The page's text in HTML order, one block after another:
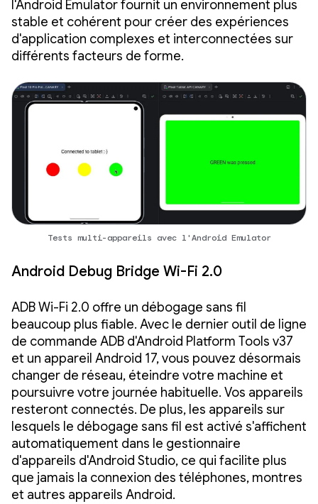
l'Android Emulator fournit un environnement plus
stable et cohérent pour créer des expériences
d'application complexes et interconnectées sur
différents facteurs de forme.
Tests multi-appareils avec l'Android Emulator
Android Debug Bridge Wi-Fi 2.0
ADB Wi-Fi 2.0 offre un débogage sans fil
beaucoup plus fiable. Avec le dernier outil de ligne
de commande ADB d'Android Platform Tools v37
et un appareil Android 17, vous pouvez désormais
changer de réseau, éteindre votre machine et
poursuivre votre journée habituelle. Vos appareils
resteront connectés. De plus, les appareils sur
lesquels le débogage sans fil est activé s'affichent
automatiquement dans le gestionnaire
d'appareils d'Android Studio, ce qui facilite plus
que jamais la connexion des téléphones, montres
et autres appareils Android.